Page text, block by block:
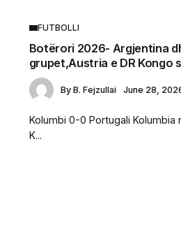
FUTBOLLI
Botërori 2026- Argjentina
grupet,Austria e DR Kongo
By B. Fejzullai June 28,
Kolumbi 0-0 Portugali Kolumbia
K...